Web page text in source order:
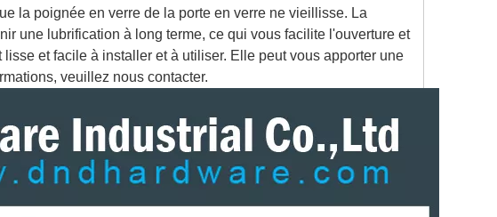
la poignée en verre de la porte en verre ne vieillisse. La
une lubrification à long terme, ce qui vous facilite l'ouverture et
et facile à installer et à utiliser. Elle peut vous apporter une
veuillez nous contacter.